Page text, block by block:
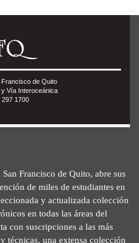
de Quito
Vía Interoceánica
297 1700
Francisco de Quito, abre sus
de miles de estudiantes en
y actualizada colección
en todas las áreas del
con suscripciones a las más
técnicas, una extensa colección